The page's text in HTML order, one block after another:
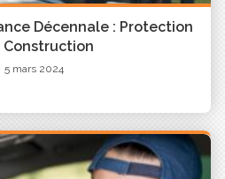
paye grâce
reversées
et non
Décennale : Protection
Construction
5 mars 2024